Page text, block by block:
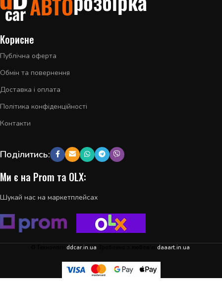
Корисне
Публічна оферта
Обмін та повернення
Доставка і оплата
Політика конфіденційності
Контакти
Поділитись:
Ми є на Prom та OLX:
Шукай нас на маркетплейсах
ddcar.in.ua daaart.in.ua